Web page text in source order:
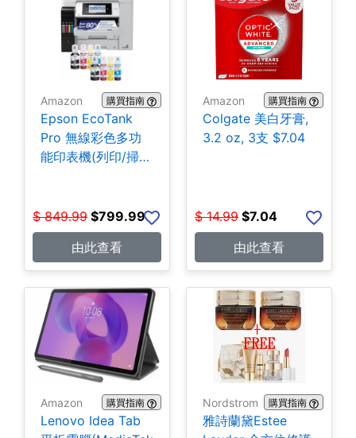
Amazon 購買指南
Epson EcoTank
Pro 無線彩色多功
能印表機(列印/掃
$ 849.99 $799.99
由此查看
Amazon 購買指南
Colgate 美白牙膏,
3.2 oz, 3支 $7.04
$ 14.99 $7.04
由此查看
Amazon 購買指南
Lenovo Idea Tab
Nordstrom 購買指南
雅詩蘭黛Estee